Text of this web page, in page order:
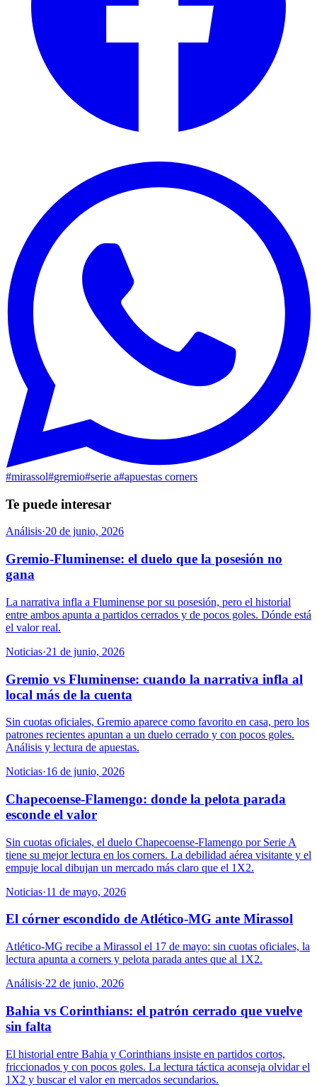
#mirassol#gremio#serie a#apuestas corners
Te puede interesar
Análisis·20 de junio, 2026
Gremio-Fluminense: el duelo que la posesión no
gana
La narrativa infla a Fluminense por su posesión, pero el historial
entre ambos apunta a partidos cerrados y de pocos goles. Dónde está
el valor real.
Noticias·21 de junio, 2026
Gremio vs Fluminense: cuando la narrativa infla al
local más de la cuenta
Sin cuotas oficiales, Gremio aparece como favorito en casa, pero los
patrones recientes apuntan a un duelo cerrado y con pocos goles.
Análisis y lectura de apuestas.
Noticias·16 de junio, 2026
Chapecoense-Flamengo: donde la pelota parada
esconde el valor
Sin cuotas oficiales, el duelo Chapecoense-Flamengo por Serie A
tiene su mejor lectura en los corners. La debilidad aérea visitante y el
empuje local dibujan un mercado más claro que el 1X2.
Noticias·11 de mayo, 2026
El córner escondido de Atlético-MG ante Mirassol
Atlético-MG recibe a Mirassol el 17 de mayo: sin cuotas oficiales, la
lectura apunta a corners y pelota parada antes que al 1X2.
Análisis·22 de junio, 2026
Bahia vs Corinthians: el patrón cerrado que vuelve
sin falta
El historial entre Bahia y Corinthians insiste en partidos cortos,
friccionados y con pocos goles. La lectura táctica aconseja olvidar el
1X2 y buscar el valor en mercados secundarios.